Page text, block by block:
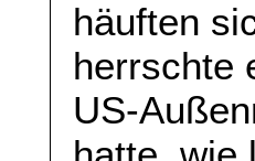
häuften
herrschte
US-